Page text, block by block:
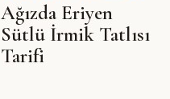
Ağızda Eriyen
Sütlü İrmik Tatlısı
Tarifi